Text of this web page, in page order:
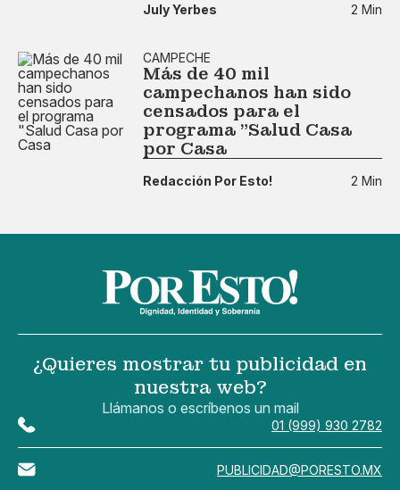
July Yerbes 2 Min
CAMPECHE
Más de 40 mil
campechanos han sido
censados para el
programa "Salud Casa
por Casa
Redacción Por Esto! 2 Min
¿Quieres mostrar tu publicidad en
nuestra web?
Llámanos o escríbenos un mail
01 (999) 930 2782
PUBLICIDAD@PORESTO.MX